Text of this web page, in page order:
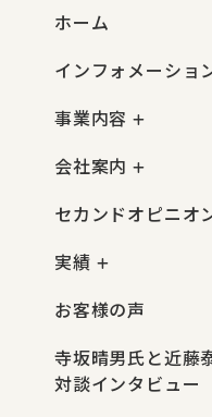
ホーム
インフォメーショ
事業内容
会社案内
セカンドオピニオ
実績
お客様の声
寺坂晴男氏と近藤
対談インタビュー